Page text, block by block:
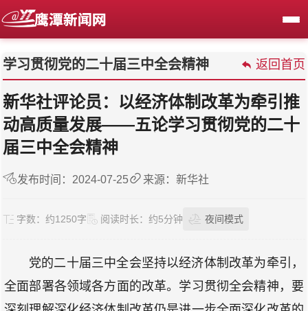
学习贯彻党的二十届三中全会精神 返回首页
新华社评论员：以经济体制改革为牵引推
动高质量发展——五论学习贯彻党的二十
届三中全会精神
发布时间：2024-07-25 来源：新华社
字数： 约1250字 阅读时长： 约5分钟 夜间模式
党的二十届三中全会坚持以经济体制改革为牵引，
全面部署各领域各方面的改革。学习贯彻全会精神，要